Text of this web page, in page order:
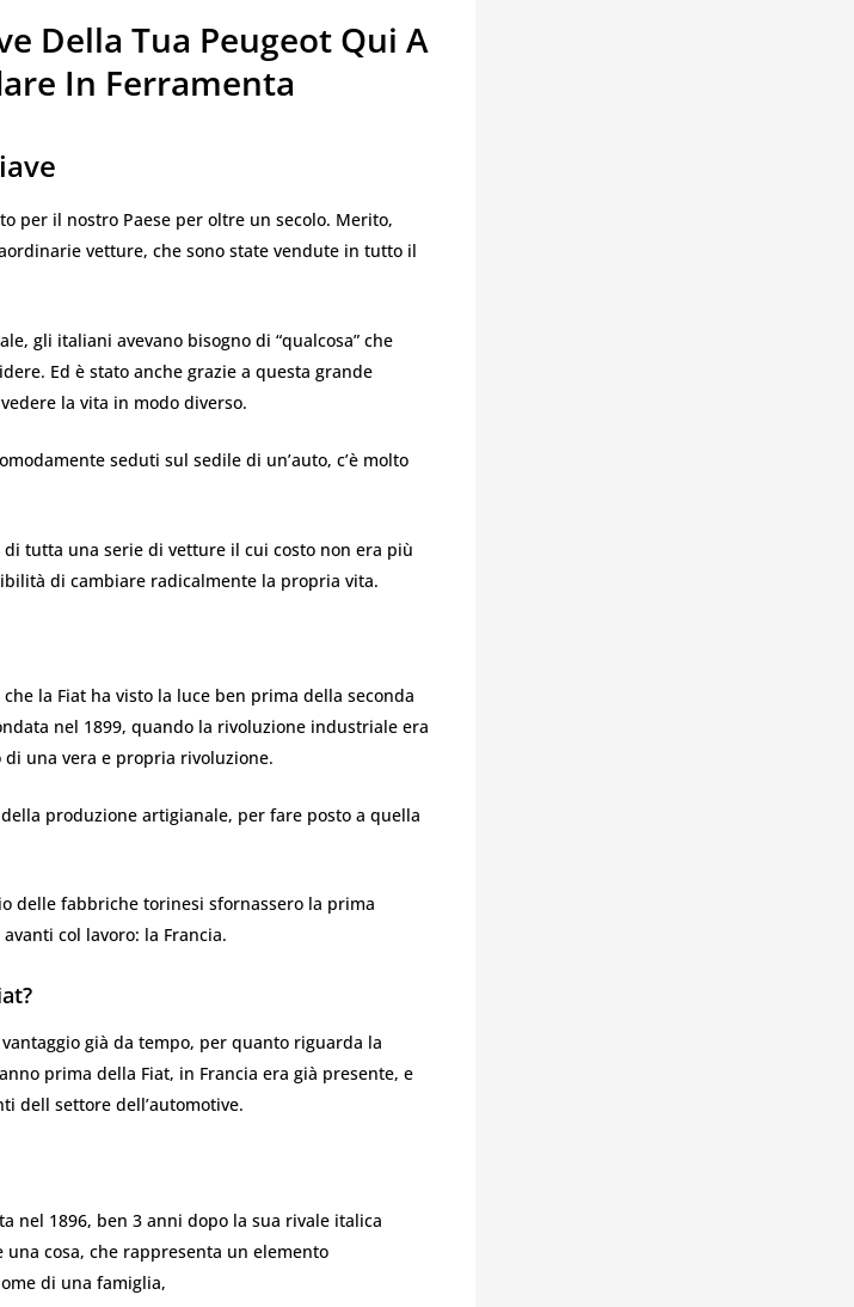
Della Tua Peugeot Qui A
In Ferramenta
per il nostro Paese per oltre un secolo. Merito,
vetture, che sono state vendute in tutto il
gli italiani avevano bisogno di “qualcosa” che
Ed è stato anche grazie a questa grande
la vita in modo diverso.
seduti sul sedile di un’auto, c’è molto
tutta una serie di vetture il cui costo non era più
di cambiare radicalmente la propria vita.
la Fiat ha visto la luce ben prima della seconda
nel 1899, quando la rivoluzione industriale era
una vera e propria rivoluzione.
produzione artigianale, per fare posto a quella
delle fabbriche torinesi sfornassero la prima
col lavoro: la Francia.
già da tempo, per quanto riguarda la
prima della Fiat, in Francia era già presente, e
dell settore dell’automotive.
nel 1896, ben 3 anni dopo la sua rivale italica
cosa, che rappresenta un elemento
di una famiglia,